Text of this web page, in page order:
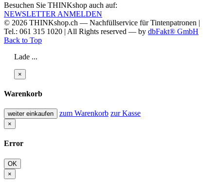
Besuchen Sie THINKshop auch auf:
NEWSLETTER ANMELDEN
© 2026 THINKshop.ch — Nachfüllservice fürTintenpatronen |
Tel.: 061 315 1020 | All Rights reserved — by dbFakt® GmbH
Back to Top
Lade ...
×
Warenkorb
weiter einkaufen zum Warenkorb zur Kasse
×
Error
OK
×